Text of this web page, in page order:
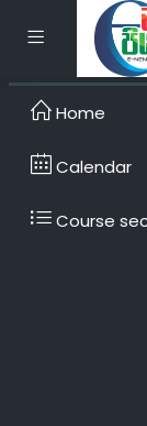
Side panel
Home
Calendar
Course